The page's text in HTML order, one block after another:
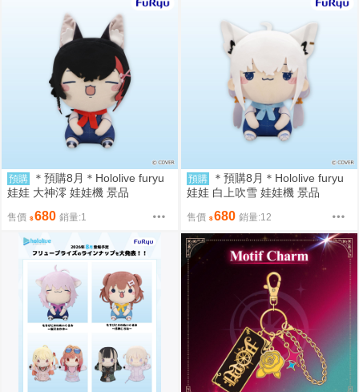
預購
＊預購8月＊Hololive furyu
娃娃 大神澪 娃娃機 景品
售價 680 銷量:1
預購
＊預購8月＊Hololive furyu
娃娃 白上吹雪 娃娃機 景品
售價 680 銷量:12